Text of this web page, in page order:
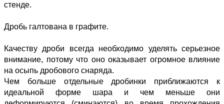
стенде.
Дробь галтована в графите.
Качеству дроби всегда необходимо уделять серьезное
внимание, потому что оно оказывает огромное влияние
на осыпь дробового снаряда.
Чем больше отдельные дробинки приближаются к
идеальной форме шара и чем меньше они